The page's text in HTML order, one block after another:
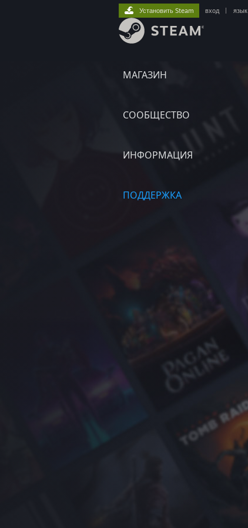
МАГАЗИН
СООБЩЕСТВО
ИНФОРМАЦИЯ
ПОДДЕРЖКА
Установить Steam вход язык